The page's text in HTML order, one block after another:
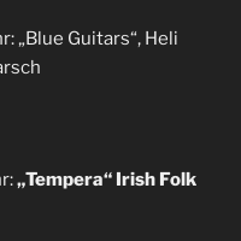
„Blue Guitars“, Heli
„Tempera“ Irish Folk